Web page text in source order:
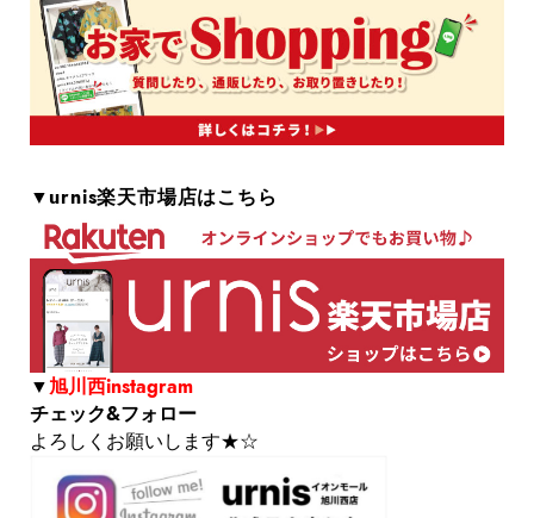
▼urnis楽天市場店はこちら
▼旭川西instagram
チェック&フォロー
よろしくお願いします★☆